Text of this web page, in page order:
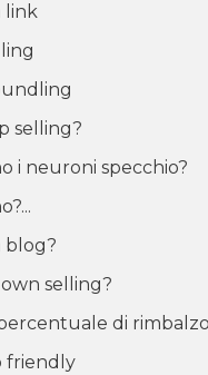
link
selling?
i neuroni specchio?
blog?
selling?
di rimbalzo
friendly